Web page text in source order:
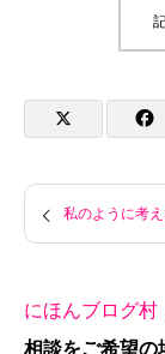
私のように考
にほんブログ村
相談をご希望の